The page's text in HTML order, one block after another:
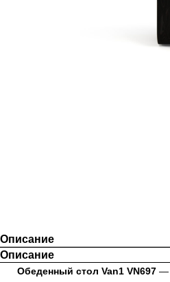
Описание
Описание
Обеденный стол Van1 VN697 —